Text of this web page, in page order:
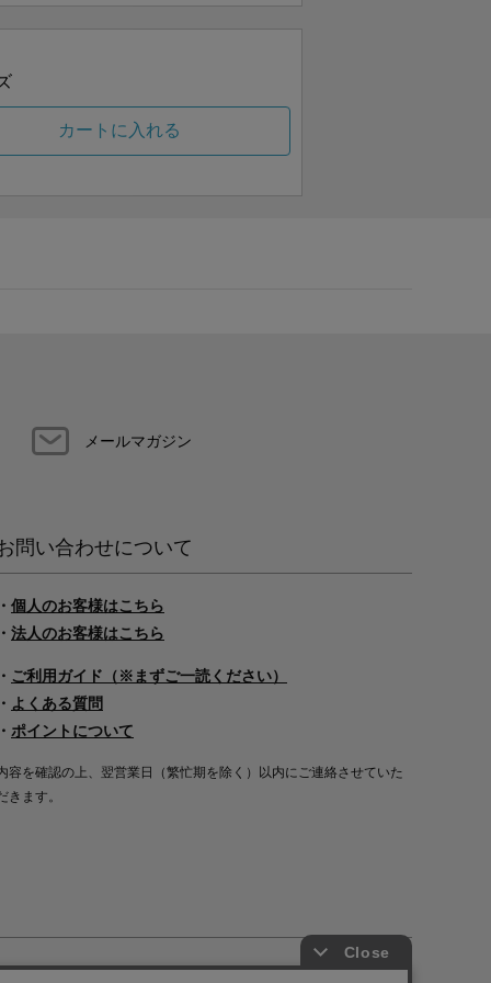
カートに入れる
メールマガジン
問い合わせについて
・ 個人のお客様はこちら
・ 法人のお客様はこちら
・ ご利用ガイド（※まずご一読ください）
・ よくある質問
・ ポイントについて
容を確認の上、翌営業日（繁忙期を除く）以内にご連絡させていた
きます。